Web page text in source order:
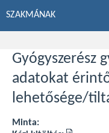
SZAKMÁNAK
Gyógyszerész
adatokat
lehetősége/
Minta: